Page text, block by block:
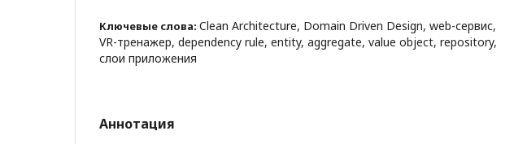
Ключевые слова: Clean Architecture, Domain Driven Design, web-сервис,
VR-тренажер, dependency rule, entity, aggregate, value object, repository,
слои приложения
Аннотация